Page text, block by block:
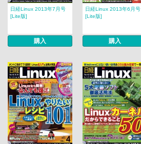
日経Linux 2013年7月号
[Lite版]
購入
日経Linux 2013年6月号
[Lite版]
購入